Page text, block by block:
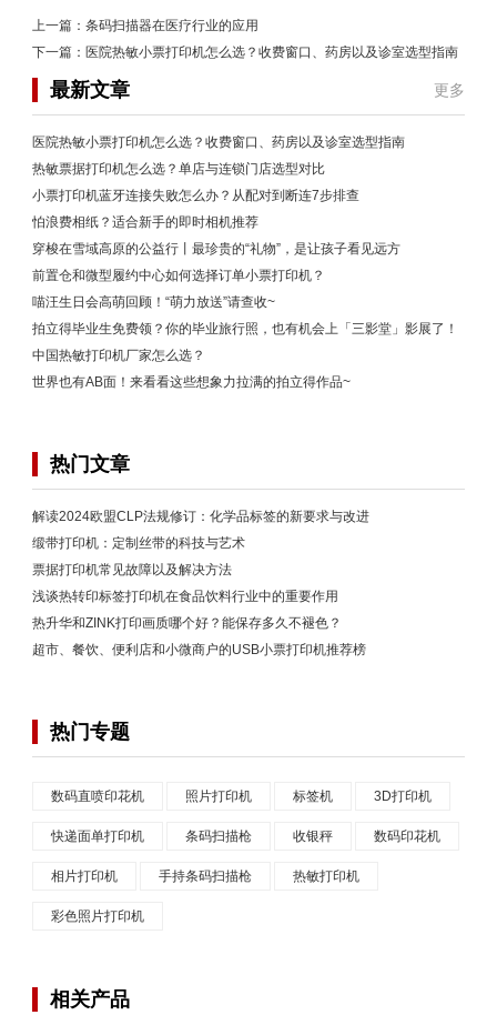
上一篇： 条码扫描器在医疗行业的应用
下一篇： 医院热敏小票打印机怎么选？收费窗口、药房以及诊室选型指南
最新文章 更多
医院热敏小票打印机怎么选？收费窗口、药房以及诊室选型指南
热敏票据打印机怎么选？单店与连锁门店选型对比
小票打印机蓝牙连接失败怎么办？从配对到断连7步排查
怕浪费相纸？适合新手的即时相机推荐
穿梭在雪域高原的公益行丨最珍贵的“礼物”，是让孩子看见远方
前置仓和微型履约中心如何选择订单小票打印机？
喵汪生日会高萌回顾！“萌力放送”请查收~
拍立得毕业生免费领？你的毕业旅行照，也有机会上「三影堂」影展了！
中国热敏打印机厂家怎么选？
世界也有AB面！来看看这些想象力拉满的拍立得作品~
热门文章
解读2024欧盟CLP法规修订：化学品标签的新要求与改进
缎带打印机：定制丝带的科技与艺术
票据打印机常见故障以及解决方法
浅谈热转印标签打印机在食品饮料行业中的重要作用
热升华和ZINK打印画质哪个好？能保存多久不褪色？
超市、餐饮、便利店和小微商户的USB小票打印机推荐榜
热门专题
数码直喷印花机 照片打印机 标签机 3D打印机
快递面单打印机 条码扫描枪 收银秤 数码印花机
相片打印机 手持条码扫描枪 热敏打印机
彩色照片打印机
相关产品